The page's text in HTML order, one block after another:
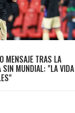
MENSAJE TRAS LA
SIN MUNDIAL: "LA VIDA